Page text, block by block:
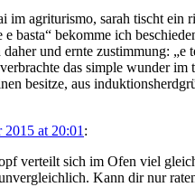
im agriturismo, sarah tischt
basta“ bekomme ich
daher und ernte zustimmung: „e
das simple wunder
besitze, aus
at 20:01 :
verteilt sich im Ofen viel
Kann dir nur